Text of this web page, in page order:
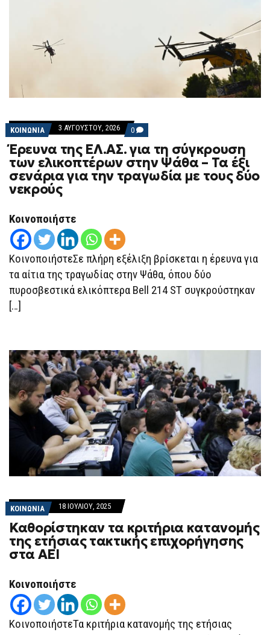
ΚΟΙΝΩΝΙΑ 3 ΑΥΓΟΎΣΤΟΥ, 2026 0 COMMENTS
ON
ΈΡΕΥΝΑ
ΤΗΣ
ΕΛ.ΑΣ.
ΓΙΑ
ΤΗ
ΈΞΙ
ΣΕΝΆΡΙΑ
ΓΙΑ
ΤΗΝ
ΤΡΑΓΩΔΊΑ
Έρευνα της ΕΛ.ΑΣ. για τη σύγκρουση
των ελικοπτέρων στην Ψάθα – Τα έξι
σενάρια για την τραγωδία με τους δύο
νεκρούς
Κοινοποιήστε
ΚοινοποιήστεΣε πλήρη εξέλιξη βρίσκεται η έρευνα για
τα αίτια της τραγωδίας στην Ψάθα, όπου δύο
πυροσβεστικά ελικόπτερα Bell 214 ST συγκρούστηκαν
[…]
ΚΟΙΝΩΝΙΑ 18 ΙΟΥΛΊΟΥ, 2025
Καθορίστηκαν τα κριτήρια κατανομής
της ετήσιας τακτικής επιχορήγησης
στα ΑΕΙ
Κοινοποιήστε
ΚοινοποιήστεΤα κριτήρια κατανομής της ετήσιας